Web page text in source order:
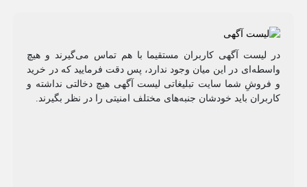
در لیست آگهی کاربران مستقیما با هم تماس می‌گیرند و هیچ
واسطه‌ای در این میان وجود ندارد، پس دقت فرمایید که در خرید
و فروشِ شما سایت تبلیغاتی لیست آگهی هیچ دخالتی نداشته و
کاربران باید خودشان جنبه‌های مختلف امنیتی را در نظر بگیرند.